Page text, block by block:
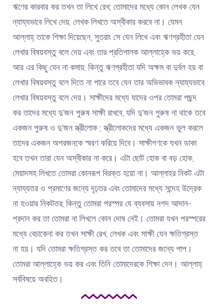
ঋণের কারবার কর তখন তা লিখে রেখ; তোমাদের মধ্যে কোন লেখক যেন
ন্যায্যভাবে লিখে দেয়; লেখক লিখতে অস্বীকার করবে না। যেমন
আল্লাহ্ তাকে শিক্ষা দিয়েছেন, সুতরাং সে যেন লিখে এবং ঋণগ্রহীতা যেন
লেখার বিষয়বস্তু বলে দেয় এবং তার প্রতিপালক আল্লাহ্কে ভয় করে,
আর এর কিছু যেন না কমায়; কিন্তু ঋণগ্রহীতা যদি অক্ষম বা দুর্বল হয় বা
লেখার বিষয়বস্তু বলে দিতে না পারে তবে যেন তার অভিভাবক ন্যায্যভাবে
লেখার বিষয়বস্তু বলে দেয়। সাক্ষীদের মধ্যে যাদের ওপর তোমরা পছন্দ
কর তাদের মধ্যে দু’জন পুরুষ সাক্ষী রাখবে, যদি দু’জন পুরুষ না থাকে তবে
একজন পুরুষ ও দু’জন স্ত্রীলোক ; স্ত্রীলোকদের মধ্যে একজন ভুল করলে
তাদের একজন অপরজনকে স্মরণ করিয়ে দিবে। সাক্ষীগণকে যখন ডাকা
হবে তখন তারা যেন অস্বীকার না করে। এটা ছোট হোক বা বড় হোক,
মেয়াদসহ লিখতে তোমরা কোনরূপ বিরক্ত হয়ো না। আল্লাহর নিকট এটা
ন্যায্যতর ও প্রমাণের জন্যে দৃঢ়তর এবং তোমাদের মধ্যে সন্দেহ উদ্রেক
না হওয়ার নিকটতর; কিন্তু তোমরা পরস্পর যে ব্যবসায় নগদ আদান-
প্রদান কর তা তোমরা না লিখলে কোন দোষ নেই। তোমরা যখন পরস্পরের
মধ্যে বেচাকেনা কর তখন সাক্ষী রেখ, লেখক এবং সাক্ষী যেন ক্ষতিগ্রস্ত
না হয়। যদি তোমরা ক্ষতিগ্রস্ত কর তবে তা তোমাদের জন্যে পাপ।
তোমরা আল্লাহ্কে ভয় কর এবং তিনি তোমাদেরকে শিক্ষা দেন। আল্লাহ্
সর্ববিষয়ে অবহিত।